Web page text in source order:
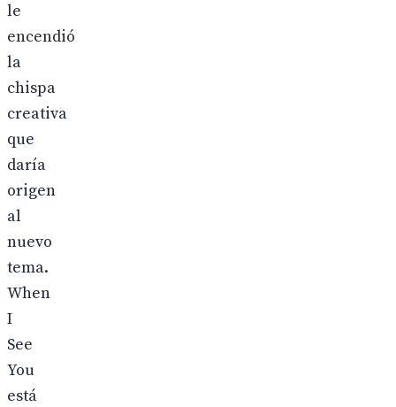
le
encendió
la
chispa
creativa
que
daría
origen
al
nuevo
tema.
When
I
See
You
está